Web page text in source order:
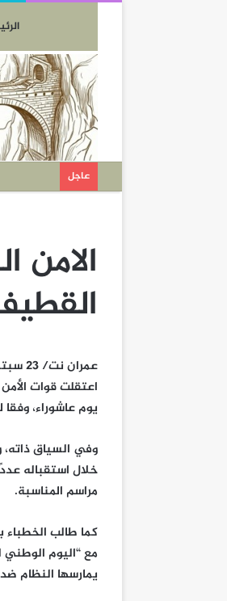
عاجل
عمران نت/ 23 سبتمبر 2017م
يوم عاشوراء،
وفي السياق
خلال استقباله
مراسم المناسبة.
كما طالب الخطباء
مع “اليوم الوطني
يمارسها النظام